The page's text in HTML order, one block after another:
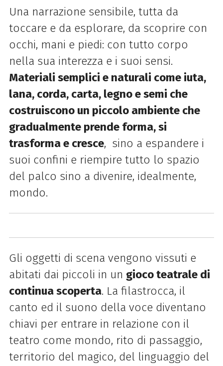
Una narrazione sensibile, tutta da
toccare e da esplorare, da scoprire con
occhi, mani e piedi: con tutto corpo
nella sua interezza e i suoi sensi.
Materiali semplici e naturali come iuta,
lana, corda, carta, legno e semi che
costruiscono un piccolo ambiente che
gradualmente prende forma, si
trasforma e cresce, sino a espandere i
suoi confini e riempire tutto lo spazio
del palco sino a divenire, idealmente,
mondo.
Gli oggetti di scena vengono vissuti e
abitati dai piccoli in un gioco teatrale di
continua scoperta. La filastrocca, il
canto ed il suono della voce diventano
chiavi per entrare in relazione con il
teatro come mondo, rito di passaggio,
territorio del magico, del linguaggio del